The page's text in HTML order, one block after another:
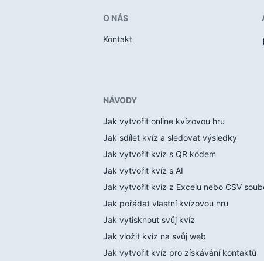
O NÁS
Kontakt
NÁVODY
Jak vytvořit online kvízovou hru
Jak sdílet kvíz a sledovat výsledky
Jak vytvořit kvíz s QR kódem
Jak vytvořit kvíz s AI
Jak vytvořit kvíz z Excelu nebo CSV
Jak pořádat vlastní kvízovou hru
Jak vytisknout svůj kvíz
Jak vložit kvíz na svůj web
Jak vytvořit kvíz pro získávání kontaktů